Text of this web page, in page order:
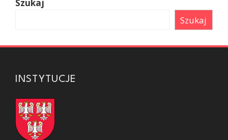
Szukaj
Szukaj
INSTYTUCJE